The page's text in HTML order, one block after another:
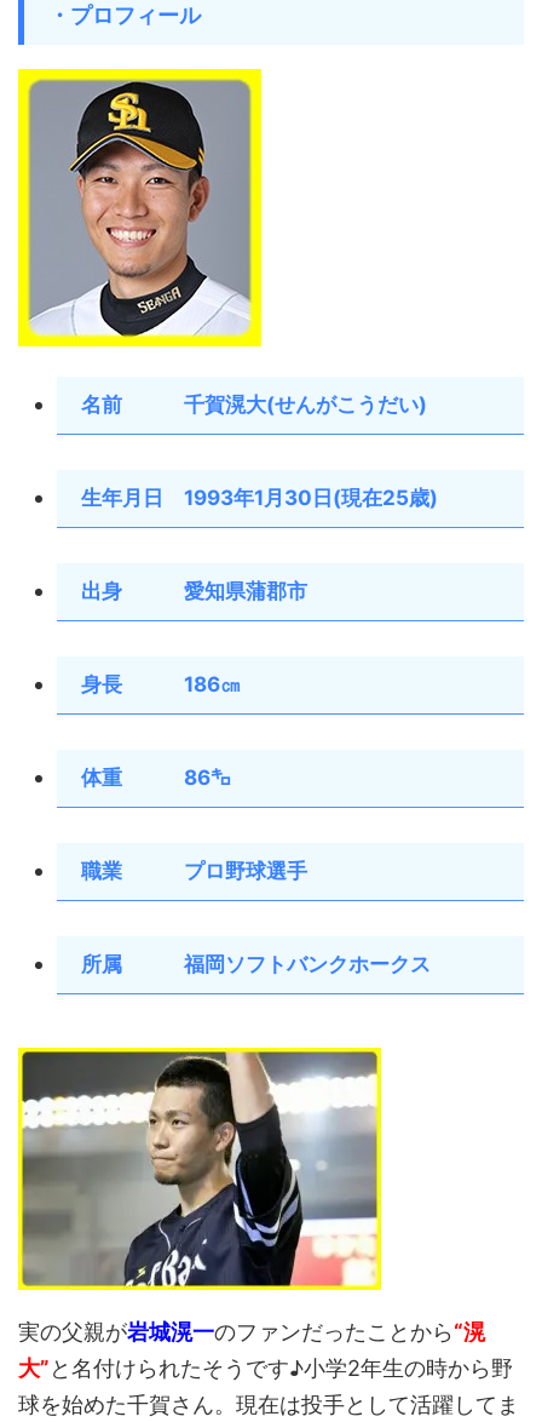
・プロフィール
名前 千賀滉大(せんがこうだい)
生年月日 1993年1月30日(現在25歳)
出身 愛知県蒲郡市
身長 186㎝
体重 86㌔
職業 プロ野球選手
所属 福岡ソフトバンクホークス
実の父親が岩城滉一のファンだったことから“滉
大”と名付けられたそうです♪小学2年生の時から野
球を始めた千賀さん。現在は投手として活躍してま